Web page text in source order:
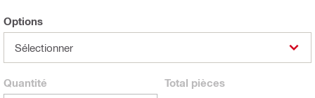
Options
Sélectionner
Quantité Total pièces